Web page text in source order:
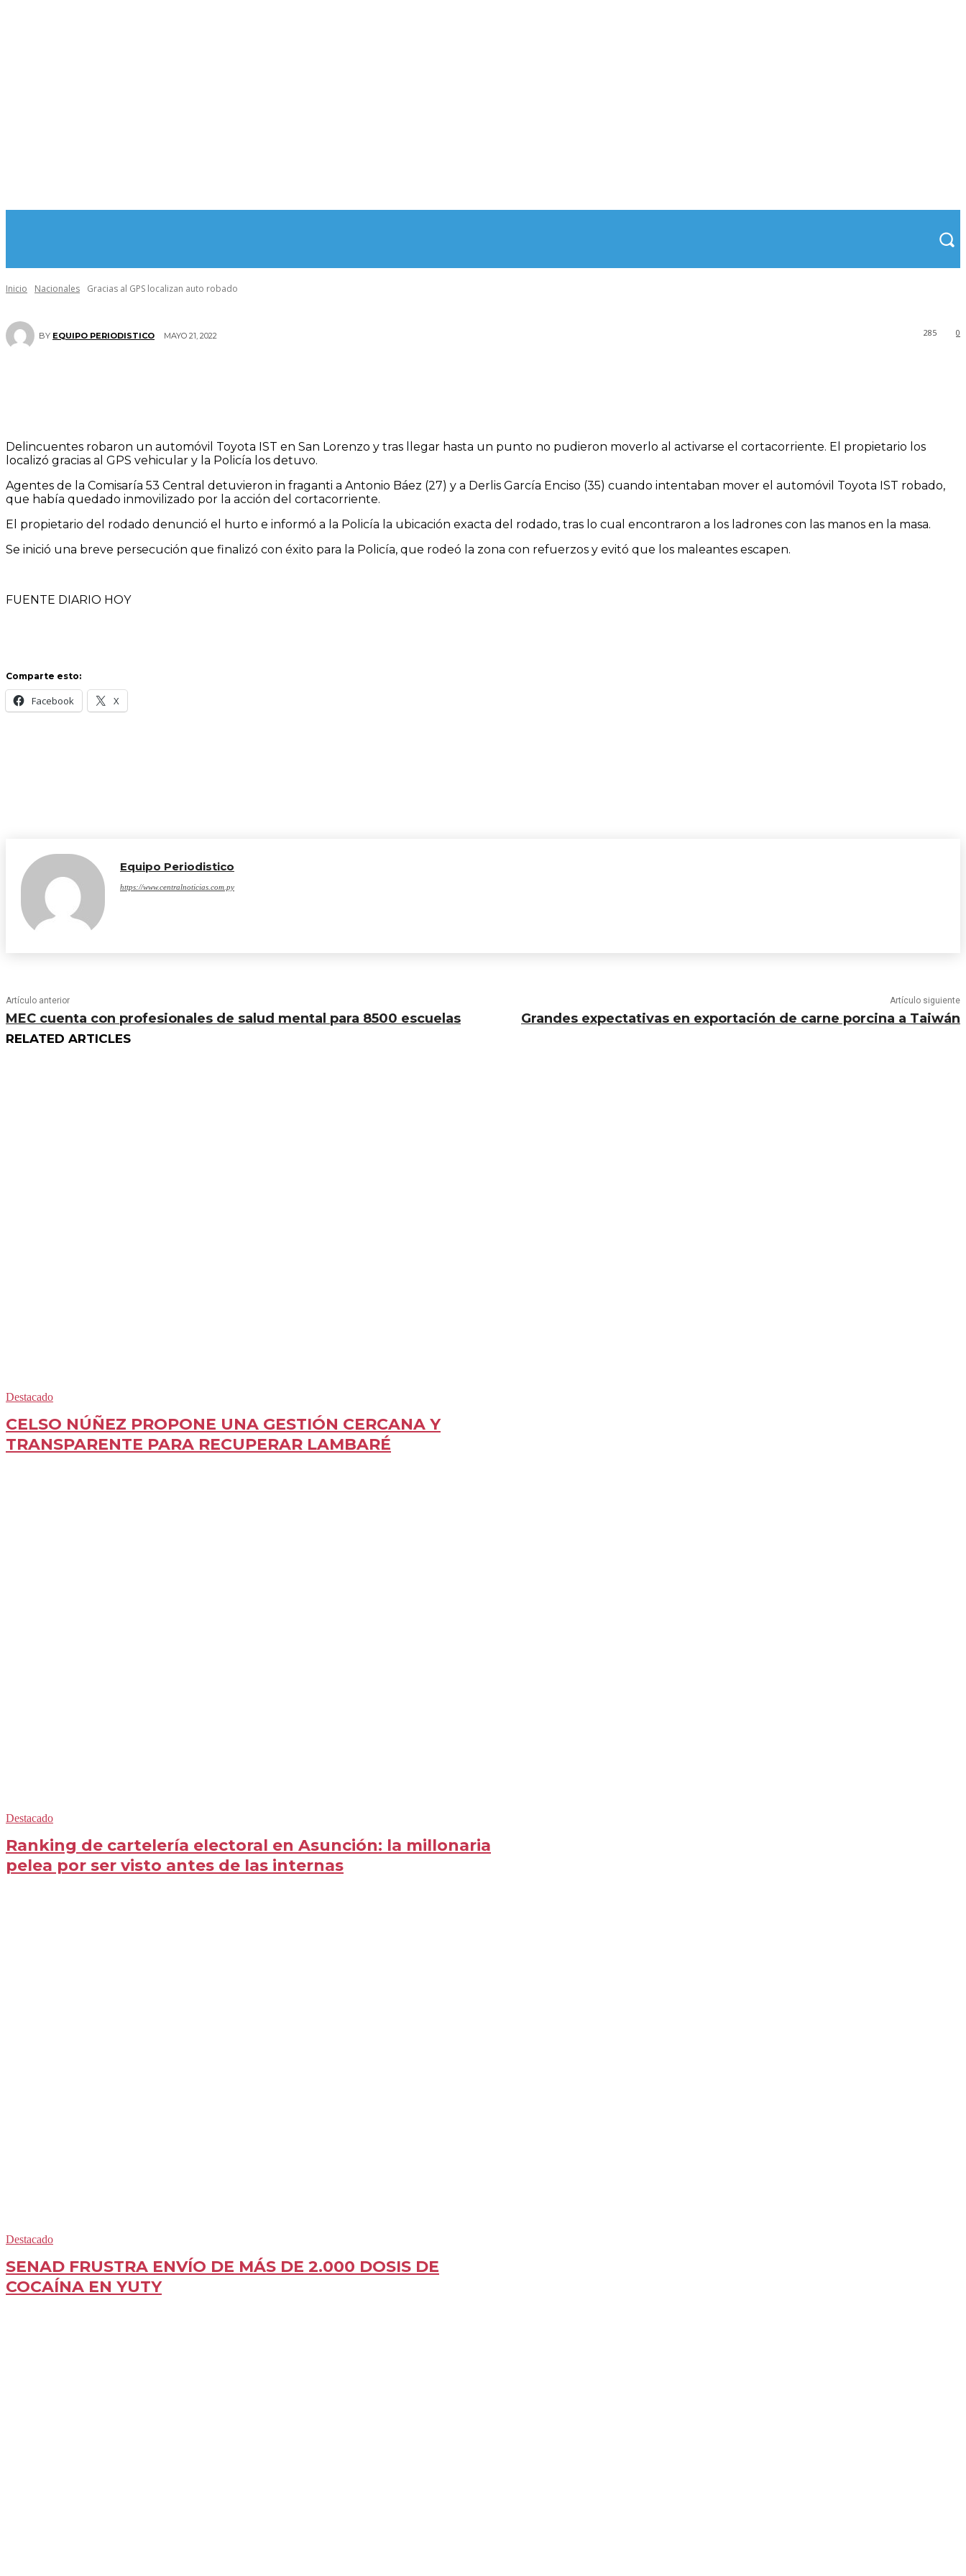
Inicio Nacionales Gracias al GPS localizan auto robado
BY EQUIPO PERIODISTICO MAYO 21, 2022 0
285
Delincuentes robaron un automóvil Toyota IST en San Lorenzo y tras llegar hasta un punto no pudieron moverlo al activarse el cortacorriente. El propietario los
localizó gracias al GPS vehicular y la Policía los detuvo.
Agentes de la Comisaría 53 Central detuvieron in fraganti a Antonio Báez (27) y a Derlis García Enciso (35) cuando intentaban mover el automóvil Toyota IST robado,
que había quedado inmovilizado por la acción del cortacorriente.
El propietario del rodado denunció el hurto e informó a la Policía la ubicación exacta del rodado, tras lo cual encontraron a los ladrones con las manos en la masa.
Se inició una breve persecución que finalizó con éxito para la Policía, que rodeó la zona con refuerzos y evitó que los maleantes escapen.
FUENTE DIARIO HOY
Comparte esto:
Facebook X
Equipo Periodistico
https://www.centralnoticias.com.py
Artículo anterior
MEC cuenta con profesionales de salud mental para 8500 escuelas
Artículo siguiente
Grandes expectativas en exportación de carne porcina a Taiwán
RELATED ARTICLES
Destacado
CELSO NÚÑEZ PROPONE UNA GESTIÓN CERCANA Y
TRANSPARENTE PARA RECUPERAR LAMBARÉ
Destacado
Ranking de cartelería electoral en Asunción: la millonaria
pelea por ser visto antes de las internas
Destacado
SENAD FRUSTRA ENVÍO DE MÁS DE 2.000 DOSIS DE
COCAÍNA EN YUTY